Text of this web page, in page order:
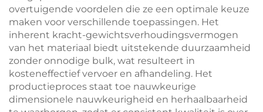
overtuigende voordelen die ze een optimale keuze
maken voor verschillende toepassingen. Het
inherent kracht-gewichtsverhoudingsvermogen
van het materiaal biedt uitstekende duurzaamheid
zonder onnodige bulk, wat resulteert in
kosteneffectief vervoer en afhandeling. Het
productieproces staat toe nauwkeurige
dimensionele nauwkeurigheid en herhaalbaarheid